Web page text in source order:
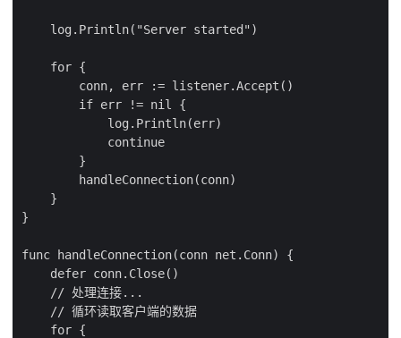
    log.Println("Server started")
    for {
        conn, err := listener.Accept()
        if err != nil {
            log.Println(err)
            continue
        }
        handleConnection(conn)
    }
}
func handleConnection(conn net.Conn) {
    defer conn.Close()
    // 处理连接...
    // 循环读取客户端的数据
    for {